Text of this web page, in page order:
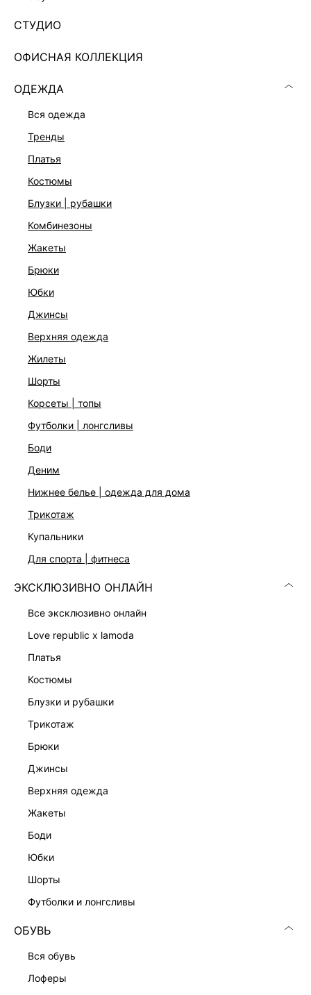
СТУДИО
ОФИСНАЯ КОЛЛЕКЦИЯ
ОДЕЖДА
вся одежда
тренды
платья
костюмы
блузки | рубашки
комбинезоны
жакеты
брюки
юбки
джинсы
верхняя одежда
жилеты
шорты
корсеты | топы
футболки | лонгсливы
боди
деним
нижнее белье | одежда для дома
трикотаж
купальники
для спорта | фитнеса
ЭКСКЛЮЗИВНО ОНЛАЙН
все эксклюзивно онлайн
love republic x lamoda
платья
костюмы
блузки и рубашки
трикотаж
брюки
джинсы
верхняя одежда
жакеты
боди
юбки
шорты
футболки и лонгсливы
ОБУВЬ
вся обувь
лоферы
3 999 ₽-35%
4 999 ₽-64%1 799 ₽